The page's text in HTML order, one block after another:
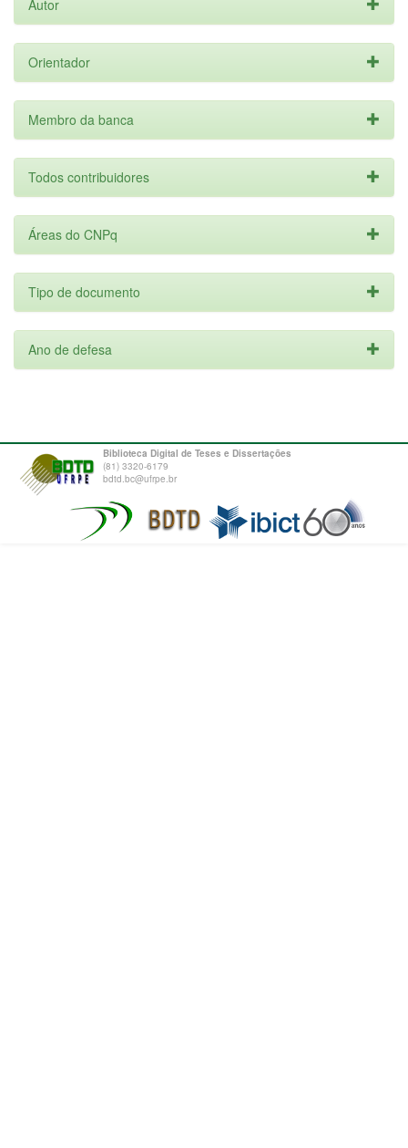
Autor
Orientador
Membro da banca
Todos contribuidores
Áreas do CNPq
Tipo de documento
Ano de defesa
Biblioteca Digital de Teses e Dissertações
(81) 3320-6179
bdtd.bc@ufrpe.br